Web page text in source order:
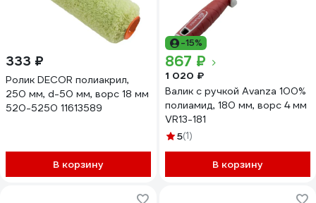
333 ₽
Ролик DЕCOR полиакрил,
250 мм, d-50 мм, ворс 18 мм
520-5250 11613589
В корзину
-15%
867 ₽
1 020 ₽
Валик с ручкой Avanza 100%
полиамид, 180 мм, ворс 4 мм
VR13-181
5(1)
В корзину